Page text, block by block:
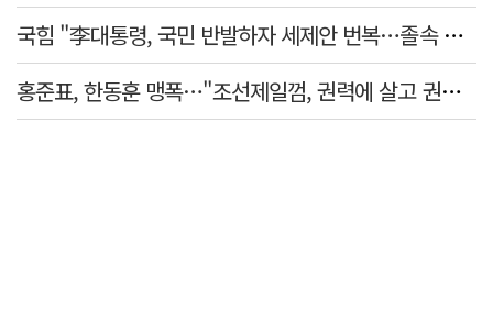
국힘 "李대통령, 국민 반발하자 세제안 번복…졸속 국정 즉각 중단"
홍준표, 한동훈 맹폭…"조선제일껌, 권력에 살고 권력에 죽었다"